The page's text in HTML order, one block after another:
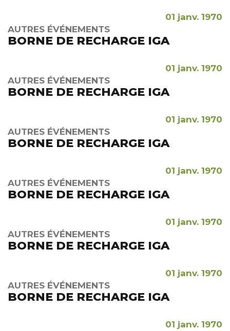
01 janv. 1970
AUTRES ÉVÉNEMENTS
BORNE DE RECHARGE IGA
01 janv. 1970
AUTRES ÉVÉNEMENTS
BORNE DE RECHARGE IGA
01 janv. 1970
AUTRES ÉVÉNEMENTS
BORNE DE RECHARGE IGA
01 janv. 1970
AUTRES ÉVÉNEMENTS
BORNE DE RECHARGE IGA
01 janv. 1970
AUTRES ÉVÉNEMENTS
BORNE DE RECHARGE IGA
01 janv. 1970
AUTRES ÉVÉNEMENTS
BORNE DE RECHARGE IGA
01 janv. 1970